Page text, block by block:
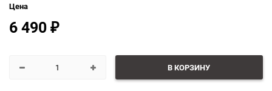
Цена
6 490 ₽
В КОРЗИНУ